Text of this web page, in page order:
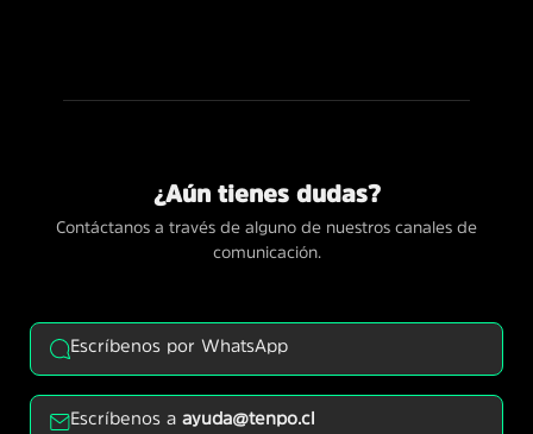
¿Aún tienes dudas?
Contáctanos a través de alguno de nuestros canales de
comunicación.
Escríbenos por WhatsApp
Escríbenos aayuda@tenpo.cl